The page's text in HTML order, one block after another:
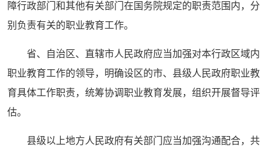
障行政部门和其他有关部门在国务院规定的职责范围内，分
别负责有关的职业教育工作。
省、自治区、直辖市人民政府应当加强对本行政区域内
职业教育工作的领导，明确设区的市、县级人民政府职业教
育具体工作职责，统筹协调职业教育发展，组织开展督导评
估。
县级以上地方人民政府有关部门应当加强沟通配合，共